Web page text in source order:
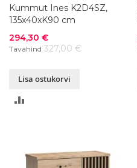
Kummut Ines K2D4SZ,
135x40xK90 cm
Soodushind
294,30 €
Tavahind 327,00 €
Lisa ostukorvi